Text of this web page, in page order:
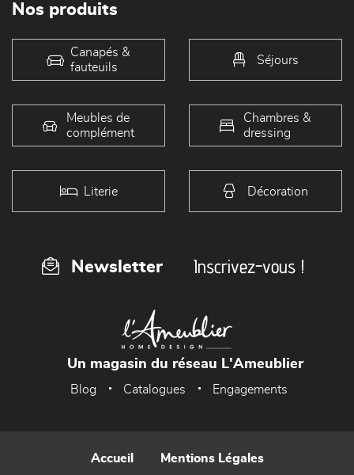
Nos produits
Canapés &
fauteuils
Séjours
Meubles de
complément
Chambres &
dressing
Literie Décoration
Newsletter Inscrivez-vous !
Un magasin du réseau L'Ameublier
Blog Catalogues Engagements
Accueil Mentions Légales